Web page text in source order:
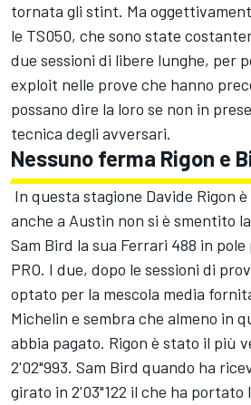
tornata gli stint. Ma
le TS050, che sono state
due sessioni di libere lunghe, per
exploit nelle prove che hanno
possano dire la loro se non in
tecnica degli avversari.
Nessuno ferma Rigon e
In questa stagione Davide Rigon
anche a Austin non si è smentito
Sam Bird la sua Ferrari 488 in
PRO. I due, dopo le sessioni di
optato per la mescola media
Michelin e sembra che almeno in
abbia pagato. Rigon è stato il più
2'02"993. Sam Bird quando ha
girato in 2'03"122 il che ha portato